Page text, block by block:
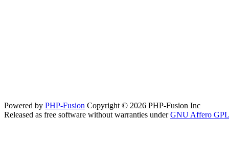
Powered by PHP-Fusion Copyright © 2026 PHP-Fusion Inc
Released as free software without warranties underGNU Affero GPL